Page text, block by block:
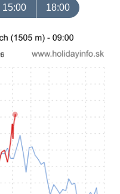
15:00 18:00